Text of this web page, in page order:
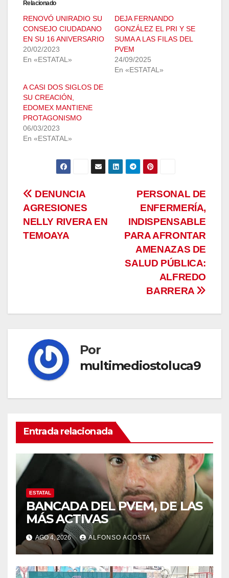
Relacionado
RENOVÓ UNIRADIO SU
CONSEJO CIUDADANO
EN SU 16 ANIVERSARIO
20/02/2023
En «ESTATAL»
DEJA FERNANDO
GONZÁLEZ EL PRI Y SE
SUMA A LAS FILAS DEL
PVEM
24/09/2025
En «ESTATAL»
A CASI DOS SIGLOS DE
SU CREACIÓN,
EDOMEX MANTIENE
PROTAGONISMO
06/03/2023
En «ESTATAL»
Navegación
de
entradas
PERSONAL DE
ENFERMERÍA,
INDISPENSABLE
PARA AFRONTAR
AMENAZAS DE
SALUD PÚBLICA:
ALFREDO
BARRERA
DENUNCIA
AGRESIONES
NELLY RIVERA EN
TEMOAYA
Por
multimediostoluca9
Entrada relacionada
ESTATAL
BANCADA DEL PVEM, DE LAS
MÁS ACTIVAS
AGO 4, 2026 ALFONSO ACOSTA